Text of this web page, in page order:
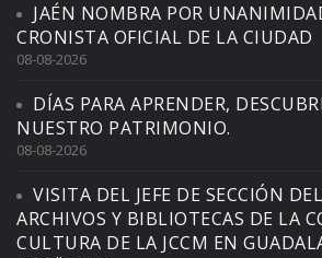
JAÉN NOMBRA POR
CRONISTA OFICIAL DE LA CIUDAD
08-08-2026
DÍAS PARA APRENDER,
NUESTRO PATRIMONIO.
08-08-2026
VISITA DEL JEFE DE SECCIÓN
ARCHIVOS Y BIBLIOTECAS DE LA
CULTURA DE LA JCCM EN